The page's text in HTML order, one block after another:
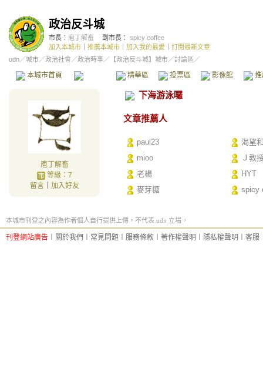
政治反斗城
市長： 庖丁解畜 副市長： spicy coffee
加入本城市
推薦本城市 加入我的最愛
訂閱最新文章
udn／城市／政治社會 ／政治時事／ 【政治反斗城】城市／討論區／
本城市首頁 精華區 投票區 影像館
庖丁解畜
等級：7
留言｜ 加入好友
下海游泳囉
文章推薦人
paul23
渴望
mioo
Ｊ教
老楊
HYT
麥芽糖
spicy
本城市刊登之內容為作者個人自行提供上傳，不代表 udn 立場。
刊登網站廣告 關於我們 常見問題 服務條款 著作權聲明 隱私權聲明 客服